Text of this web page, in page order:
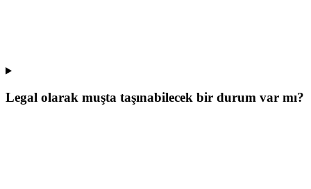
Legal olarak muşta taşınabilecek bir durum var mı?